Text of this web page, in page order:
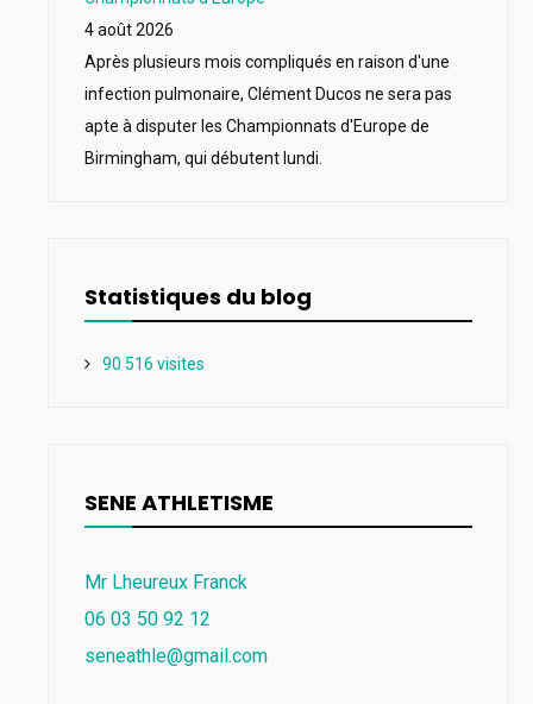
4 août 2026
Après plusieurs mois compliqués en raison d'une
infection pulmonaire, Clément Ducos ne sera pas
apte à disputer les Championnats d'Europe de
Birmingham, qui débutent lundi.
Statistiques du blog
90 516 visites
SENE ATHLETISME
Mr Lheureux Franck
06 03 50 92 12
seneathle@gmail.com